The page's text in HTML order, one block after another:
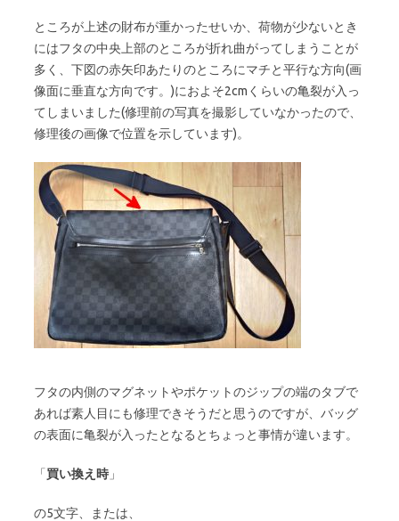
ところが上述の財布が重かったせいか、荷物が少ないとき
にはフタの中央上部のところが折れ曲がってしまうことが
多く、下図の赤矢印あたりのところにマチと平行な方向(画
像面に垂直な方向です。)におよそ2cmくらいの亀裂が入っ
てしまいました(修理前の写真を撮影していなかったので、
修理後の画像で位置を示しています)。
フタの内側のマグネットやポケットのジップの端のタブで
あれば素人目にも修理できそうだと思うのですが、バッグ
の表面に亀裂が入ったとなるとちょっと事情が違います。
「買い換え時 」
の5文字、または、